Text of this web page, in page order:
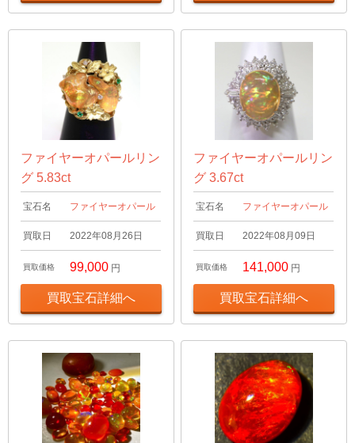
ファイヤーオパールリン
グ 5.83ct
宝石名 ファイヤーオパール
買取日 2022年08月26日
買取価格 99,000 円
買取宝石詳細へ
ファイヤーオパールリン
グ 3.67ct
宝石名 ファイヤーオパール
買取日 2022年08月09日
買取価格 141,000 円
買取宝石詳細へ